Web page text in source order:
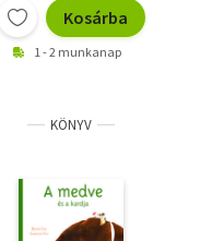
Kosárba
1 - 2 munkanap
KÖNYV